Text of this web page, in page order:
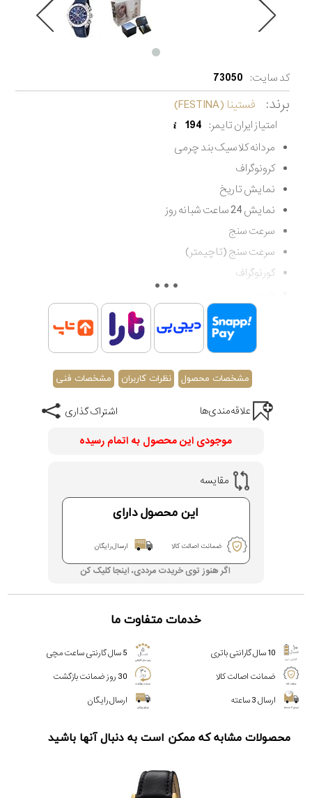
کد سایت: 73050
برند: فستینا (FESTINA)
امتیاز ایران تایمر: 194
مردانه کلاسیک بند چرمی
کرونوگراف
نمایش تاریخ
نمایش 24 ساعت شبانه روز
سرعت سنج
سرعت سنج (تاچیمتر)
کورنوگراف
چند عقربه
تقویم
مقاوم در برابر آب تا 100 متر (غواصی کم عمق)
اصالت کشور اسپانیا
گارانتی مادام العمر اصالت کالا
مشخصات محصول نظرات کاربران مشخصات فنی
اشتراک گذاری
علاقه‌مندی‌ها
موجودی این محصول به اتمام رسیده
مقایسه
این محصول دارای
ضمانت اصالت کالا ارسال رایگان
اگر هنوز توی خریدت مرددی، اینجا کلیک کن
خدمات متفاوت ما
10 سال گارانتی باتری
5 سال گارنتی ساعت مچی
ضمانت اصالت کالا
30 روز ضمانت بازگشت
ارسال 3 ساعته
ارسال رایگان
محصولات مشابه که ممکن است به دنبال آنها باشید